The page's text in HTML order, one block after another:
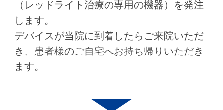
（レッドライト治療の専用の機器）を発注
します。
デバイスが当院に到着したらご来院いただ
き、患者様のご自宅へお持ち帰りいただき
ます。